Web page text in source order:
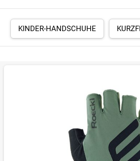
KINDER-HANDSCHUHE